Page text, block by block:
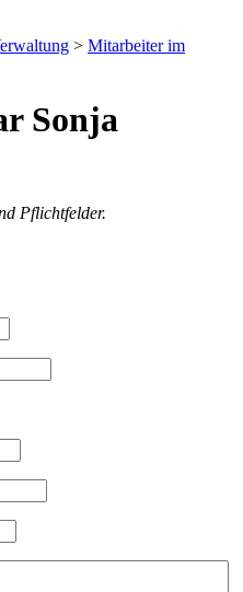
> Mitarbeiter im
Sonja
Pflichtfelder.